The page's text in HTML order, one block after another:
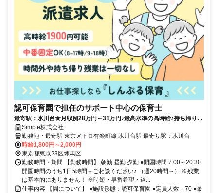
認可保育園で担任のサポート中心の保育士
最寄駅：氷川台★月収例28万円～31万円♪最高水準の高時給♪持ち帰り仕
事・残業・担任無し♪
Simple株式会社
勤務地・最寄駅 東京メトロ有楽町線 氷川台駅 最寄り駅：氷川台
時給1,800円～2,000円
東京都東京23区練馬区
勤務時間・期間 【勤務時間】 朝勤 昼勤 夕勤 ●開園時間 7:00～20:30
開園時間のうち1日5時間～ご相談ください♪ （週20時間～） ※残業
は基本的にありません！ ※時短・早番希望・遅...
仕事内容 【園について】 ●施設形態：認可保育園 ●定員人数：70 ●最